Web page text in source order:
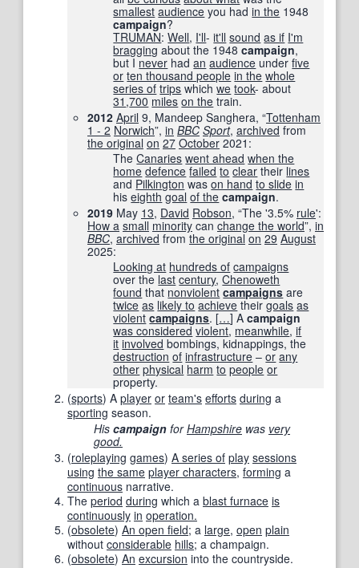
smallest audience you hadin the 1948
campaign?
TRUMAN:Well, I'll-it'll sound as if I'm
bragging about the 1948campaign,
but I never hadan audience underfive
or ten thousand people in the whole
series of trips whichwe took- about
31 ,700 miles on the train.
2012 April 9, Mandeep Sanghera, “Tottenham
1 - 2 Norwich”, in BBC Sport‎, archived from
the original on 27 October 2021 :
TheCanaries went ahead when the
home defence failed to clear their lines
and Pilkington wason hand to slide in
hiseighth goal of the campaign.
2019 May 13, David Robson, “The '3.5% rule':
How a small minority can change the world”, in
BBC‎, archived from the original on 29 August
2025:
Looking at hundreds of campaigns
over the last century,Chenoweth
found that nonviolent campaigns are
twice as likely to achieve theirgoals as
violent campaigns. […] Acampaign
was considered violent, meanwhile,if
it involved bombings, kidnappings, the
destruction of infrastructure –or any
other physical harm to people or
property.
(sports) A player or team's efforts during a
sporting season.
His campaign forHampshire was very
good.
(roleplaying games) A series of play sessions
using the same player characters, forming a
continuous narrative.
The period during which a blast furnace is
continuously in operation.
(obsolete) An open field; a large, open plain
without considerable hills; a champaign.
(obsolete) An excursion into the countryside.